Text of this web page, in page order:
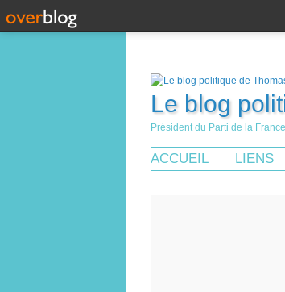
Le blog
Président du Parti de la France
ACCUEIL LIENS